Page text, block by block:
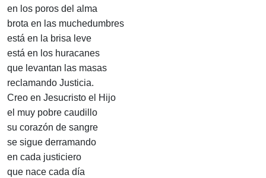
en los poros del alma
brota en las muchedumbres
está en la brisa leve
está en los huracanes
que levantan las masas
reclamando Justicia.
Creo en Jesucristo el Hijo
el muy pobre caudillo
su corazón de sangre
se sigue derramando
en cada justiciero
que nace cada día